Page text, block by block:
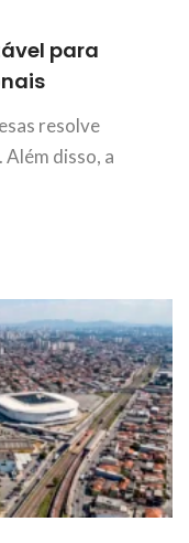
para
resolve
Além disso, a